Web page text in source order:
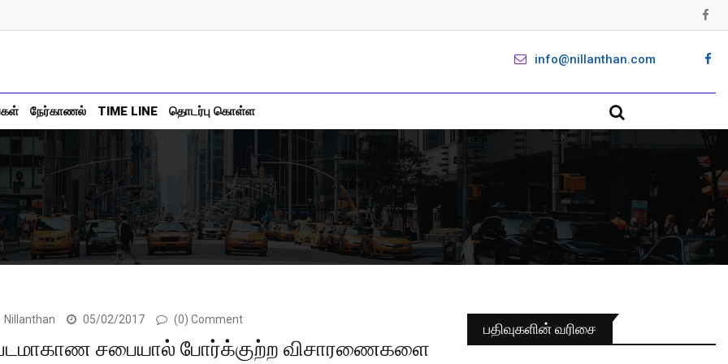
info@nillanthan.com
நேர்காணல் TIME LINE தொடர்பு கொள்ள
Nillanthan 05/02/2017 (0) Comment
சபையால் போர்க்குற்ற விசாரணைகளை
பதிவுகளின் வரிசை